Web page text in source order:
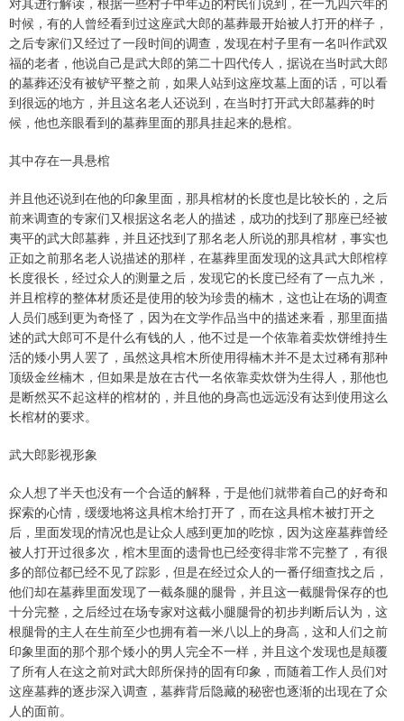
时候，有的人曾经看到过这座武大郎的墓葬最开始被人打开的样子，
之后专家们又经过了一段时间的调查，发现在村子里有一名叫作武双
福的老者，他说自己是武大郎的第二十四代传人，据说在当时武大郎
的墓葬还没有被铲平整之前，如果人站到这座坟墓上面的话，可以看
到很远的地方，并且这名老人还说到，在当时打开武大郎墓葬的时
候，他也亲眼看到的墓葬里面的那具挂起来的悬棺。
其中存在一具悬棺
并且他还说到在他的印象里面，那具棺材的长度也是比较长的，之后
前来调查的专家们又根据这名老人的描述，成功的找到了那座已经被
夷平的武大郎墓葬，并且还找到了那名老人所说的那具棺材，事实也
正如之前那名老人说描述的那样，在墓葬里面发现的这具武大郎棺椁
长度很长，经过众人的测量之后，发现它的长度已经有了一点九米，
并且棺椁的整体材质还是使用的较为珍贵的楠木，这也让在场的调查
人员们感到更为奇怪了，因为在文学作品当中的描述来看，那里面描
述的武大郎可不是什么有钱的人，他不过是一个依靠着卖炊饼维持生
活的矮小男人罢了，虽然这具棺木所使用得楠木并不是太过稀有那种
顶级金丝楠木，但如果是放在古代一名依靠卖炊饼为生得人，那他也
是断然买不起这样的棺材的，并且他的身高也远远没有达到使用这么
长棺材的要求。
武大郎影视形象
众人想了半天也没有一个合适的解释，于是他们就带着自己的好奇和
探索的心情，缓缓地将这具棺木给打开了，而在这具棺木被打开之
后，里面发现的情况也是让众人感到更加的吃惊，因为这座墓葬曾经
被人打开过很多次，棺木里面的遗骨也已经变得非常不完整了，有很
多的部位都已经不见了踪影，但是在经过众人的一番仔细查找之后，
他们却在墓葬里面发现了一截条腿的腿骨，并且这一截腿骨保存的也
十分完整，之后经过在场专家对这截小腿腿骨的初步判断后认为，这
根腿骨的主人在生前至少也拥有着一米八以上的身高，这和人们之前
印象里面的那个那个矮小的男人完全不一样，并且这个发现也是颠覆
了所有人在这之前对武大郎所保持的固有印象，而随着工作人员们对
这座墓葬的逐步深入调查，墓葬背后隐藏的秘密也逐渐的出现在了众
人的面前。